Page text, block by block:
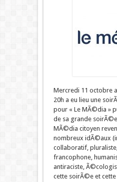
Mercredi 11 octobre
20h a eu lieu une
pour « Le MÃ©dia »
de sa grande
MÃ©dia citoyen
nombreux idÃ©aux
collaboratif,
francophone,
antiraciste,
cette soirÃ©e et